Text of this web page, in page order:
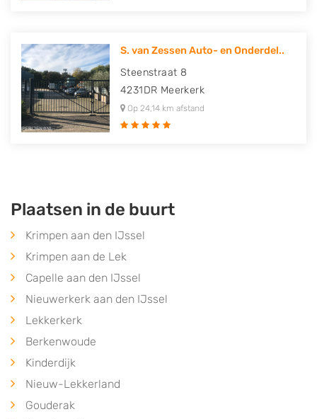
S. van Zessen Auto- en Onderdel..
Steenstraat 8
4231DR Meerkerk
Op 24,14 km afstand
Plaatsen in de buurt
Krimpen aan den IJssel
Krimpen aan de Lek
Capelle aan den IJssel
Nieuwerkerk aan den IJssel
Lekkerkerk
Berkenwoude
Kinderdijk
Nieuw-Lekkerland
Gouderak